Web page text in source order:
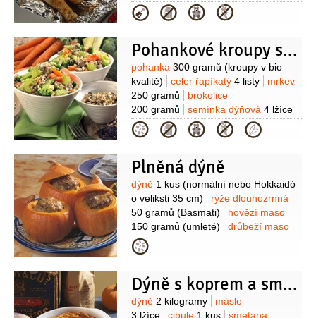
mletý)
fazolky zelené
Kategorie
Pohankové kroupy se zeleninou
Suroviny
pohanka 300 gramů (kroupy v bio
kvalitě)
celer řapíkatý 4 listy
mrkev
250 gramů
brokolice
200 gramů
semínka dýňová 4 lžíce
(+ další druhy semínek)
ořechy
vlašské4 lžíce (nasekané
ořechový)
sůl mořská
(drcený)
Kategorie
Plněná dýně
Suroviny
dýně 1 kus (normální nebo Hokkaidó
o veliksti 35 cm)
rýže dlouhozrnná
50 gramů (Basmati)
hovězí maso
150 gramů (umleté)
drůbeží maso
50 gramů
1/2kusu cibule
olej olivový
Kategorie
Dýně s koprem a smetanou
Suroviny
dýně 2 kilogramy
máslo
3 lžíce
cibule 1 kus
smetana